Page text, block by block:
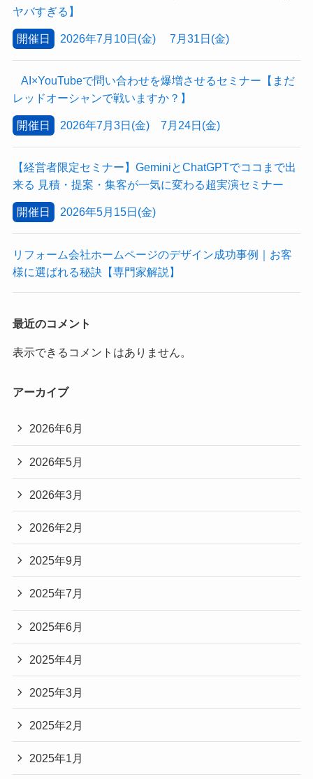
ヤバすぎる】
開催日 2026年7月10日(金) 7月31日(金)
AI×YouTubeで問い合わせを爆増させるセミナー【まだ
レッドオーシャンで戦いますか？】
開催日 2026年7月3日(金) 7月24日(金)
【経営者限定セミナー】GeminiとChatGPTでココまで出
来る 見積・提案・集客が一気に変わる超実演セミナー
開催日 2026年5月15日(金)
リフォーム会社ホームページのデザイン成功事例｜お客
様に選ばれる秘訣【専門家解説】
最近のコメント
表示できるコメントはありません。
アーカイブ
2026年6月
2026年5月
2026年3月
2026年2月
2025年9月
2025年7月
2025年6月
2025年4月
2025年3月
2025年2月
2025年1月